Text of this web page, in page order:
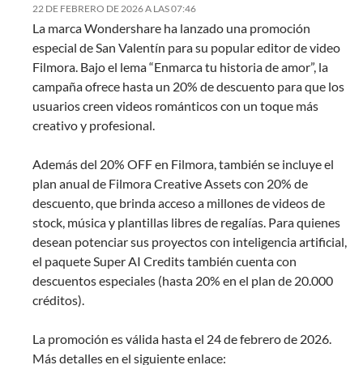
22 DE FEBRERO DE 2026 A LAS 07:46
La marca Wondershare ha lanzado una promoción
especial de San Valentín para su popular editor de video
Filmora. Bajo el lema “Enmarca tu historia de amor”, la
campaña ofrece hasta un 20% de descuento para que los
usuarios creen videos románticos con un toque más
creativo y profesional.
Además del 20% OFF en Filmora, también se incluye el
plan anual de Filmora Creative Assets con 20% de
descuento, que brinda acceso a millones de videos de
stock, música y plantillas libres de regalías. Para quienes
desean potenciar sus proyectos con inteligencia artificial,
el paquete Super AI Credits también cuenta con
descuentos especiales (hasta 20% en el plan de 20.000
créditos).
La promoción es válida hasta el 24 de febrero de 2026.
Más detalles en el siguiente enlace: